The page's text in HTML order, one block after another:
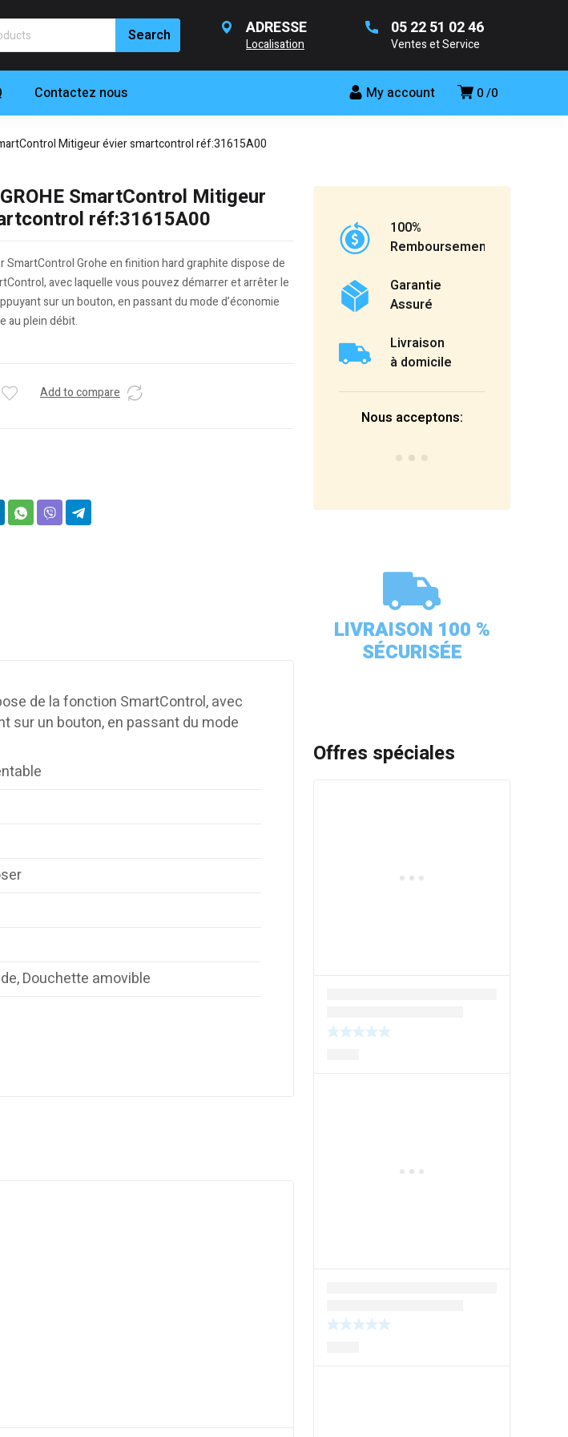
ADRESSE
Localisation
05 22 51 02 46
Ventes et Service
0 0
My account
Contactez nous
Mitigeur évier smartcontrol réf:31615A00
SmartControl Mitigeur
réf:31615A00
SmartControl Grohe en finition hard graphite dispose de
avec laquelle vous pouvez démarrer et arrêter le
sur un bouton, en passant du mode d’économie
au plein débit.
Add to compare
de la fonction SmartControl, avec
sur un bouton, en passant du mode
Douchette amovible
100%
Remboursement
Garantie
Assuré
Livraison
à domicile
Nous acceptons:
LIVRAISON 100 %
SÉCURISÉE
Offres spéciales